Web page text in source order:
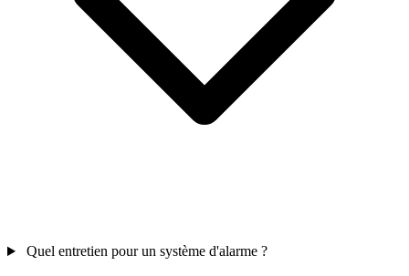
Quel entretien pour un système d'alarme ?